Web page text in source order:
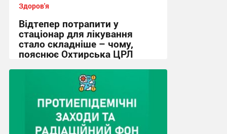
Здоров'я
Відтепер потрапити у
стаціонар для лікування
стало складніше – чому,
пояснює Охтирська ЦРЛ